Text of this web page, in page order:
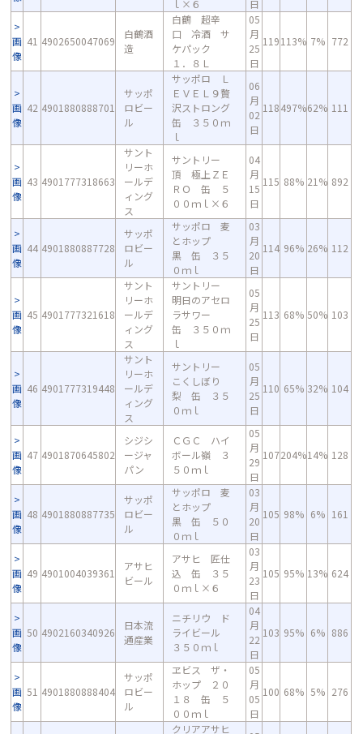
ｌ×６
日
画
像
41 4902650047069
白鶴酒
造
白鶴 超辛
口 冷酒 サ
ケパック
１．８Ｌ
05
月
25
日
119113% 7% 772
画
像
42 4901880888701
サッポ
ロビー
ル
サッポロ Ｌ
ＥＶＥＬ９贅
沢ストロング
缶 ３５０ｍ
ｌ
06
月
02
日
118497%62% 111
画
像
43 4901777318663
サント
リーホ
ールデ
ィング
ス
サントリー
頂 極上ＺＥ
ＲＯ 缶 ５
００ｍｌ×６
04
月
15
日
115 88% 21% 892
画
像
44 4901880887728
サッポ
ロビー
ル
サッポロ 麦
とホップ
黒 缶 ３５
０ｍｌ
03
月
20
日
114 96% 26% 112
画
像
45 4901777321618
サント
リーホ
ールデ
ィング
ス
サントリー
明日のアセロ
ラサワー
缶 ３５０ｍ
ｌ
05
月
25
日
113 68% 50% 103
画
像
46 4901777319448
サント
リーホ
ールデ
ィング
ス
サントリー
こくしぼり
梨 缶 ３５
０ｍｌ
05
月
25
日
110 65% 32% 104
画
像
47 4901870645802
シジシ
ージャ
パン
ＣＧＣ ハイ
ボール嶺 ３
５０ｍｌ
05
月
29
日
107204%14% 128
画
像
48 4901880887735
サッポ
ロビー
ル
サッポロ 麦
とホップ
黒 缶 ５０
０ｍｌ
03
月
20
日
105 98% 6% 161
画
像
49 4901004039361
アサヒ
ビール
アサヒ 匠仕
込 缶 ３５
０ｍｌ×６
03
月
23
日
105 95% 13% 624
画
像
50 4902160340926
日本流
通産業
ニチリウ ド
ライビール
３５０ｍｌ
04
月
22
日
103 95% 6% 886
画
像
51 4901880888404
サッポ
ロビー
ル
ヱビス ザ・
ホップ ２０
１８ 缶 ５
００ｍｌ
05
月
05
日
100 68% 5% 276
クリアアサヒ